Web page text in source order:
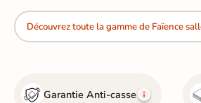
Découvrez toute la gamme de Faïence
Garantie Anti-casse